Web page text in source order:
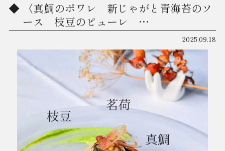
〈真鯛のポワレ 新じゃがと青海苔のソ
ース 枝豆のピューレ …
2025.09.18